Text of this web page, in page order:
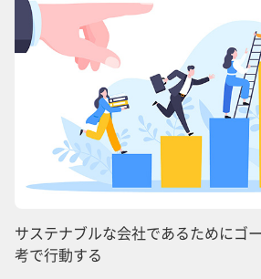
サステナブルな会社であるためにゴ
考で行動する